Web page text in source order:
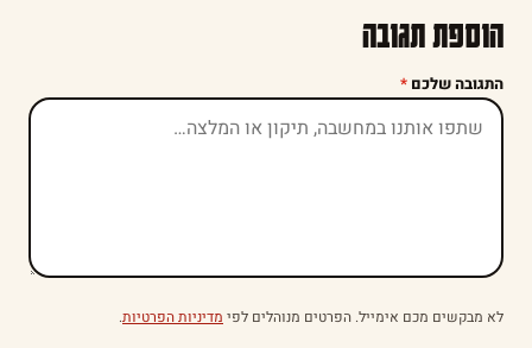
הוספת תגובה
התגובה שלכם *
לא מבקשים מכם אימייל. הפרטים מנוהלים לפי מדיניות הפרטיות.